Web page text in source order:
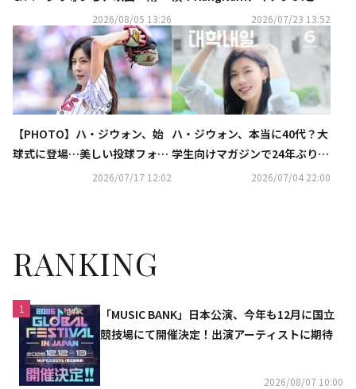
光」制作発表会に出席2026/08/05 13:26
コラボ曲「チキンと彼女」MV
公開
2026/07/23 13:52
【PHOTO】ハ・ジウォン、始
球式に登場…美しい投球フォー
2026/07/17 12:02
ハ・ジウォン、本当に40代？大
学生向けマガジンで24年ぶりに
表紙モデルを務め話題2026/07/04 22:00
RANKING
1
「MUSIC BANK」日本公演、今年も12月に国立
競技場にて開催決定！出演アーティストに期待
2026/08/07 10:00